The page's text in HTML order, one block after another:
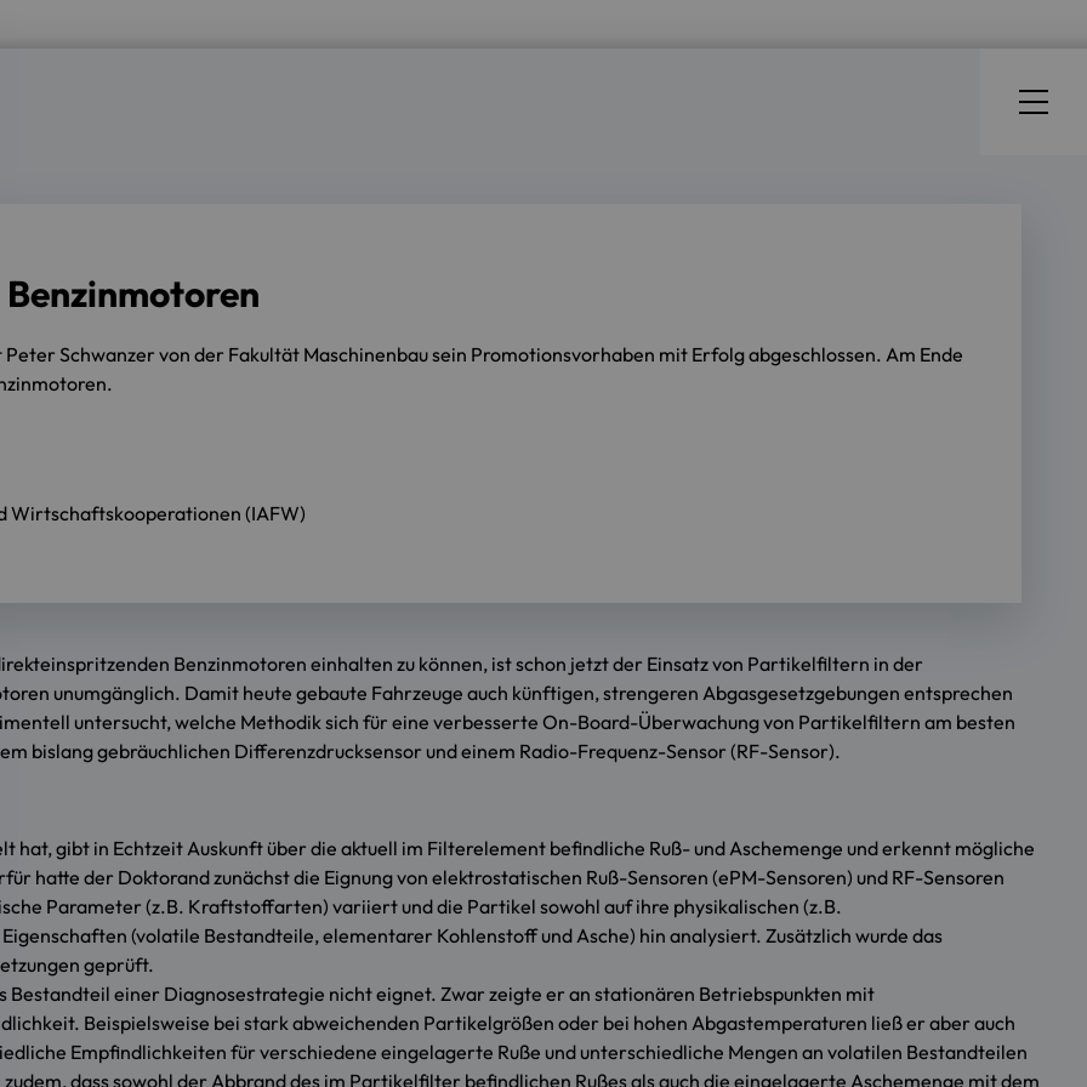
Schwanzer von der Fakultät Maschinenbau sein Promotionsvorhaben mit Erfolg abgeschlossen. Am Ende
Wirtschaftskooperationen (IAFW)
Benzinmotoren einhalten zu können, ist schon jetzt der Einsatz von Partikelfiltern in der
unumgänglich. Damit heute gebaute Fahrzeuge auch künftigen, strengeren Abgasgesetzgebungen entsprechen
untersucht, welche Methodik sich für eine verbesserte On-Board-Überwachung von Partikelfiltern am besten
bislang gebräuchlichen Differenzdrucksensor und einem Radio-Frequenz-Sensor (RF-Sensor).
hat, gibt in Echtzeit Auskunft über die aktuell im Filterelement befindliche Ruß- und Aschemenge und erkennt mögliche
hatte der Doktorand zunächst die Eignung von elektrostatischen Ruß-Sensoren (ePM-Sensoren) und RF-Sensoren
Parameter (z.B. Kraftstoffarten) variiert und die Partikel sowohl auf ihre physikalischen (z.B.
(volatile Bestandteile, elementarer Kohlenstoff und Asche) hin analysiert. Zusätzlich wurde das
geprüft.
Bestandteil einer Diagnosestrategie nicht eignet. Zwar zeigte er an stationären Betriebspunkten mit
Beispielsweise bei stark abweichenden Partikelgrößen oder bei hohen Abgastemperaturen ließ er aber auch
Empfindlichkeiten für verschiedene eingelagerte Ruße und unterschiedliche Mengen an volatilen Bestandteilen
dass sowohl der Abbrand des im Partikelfilter befindlichen Rußes als auch die eingelagerte Aschemenge mit dem